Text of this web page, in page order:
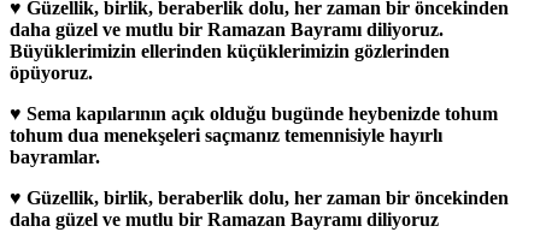
♥ Güzellik, birlik, beraberlik dolu, her zaman bir öncekinden
daha güzel ve mutlu bir Ramazan Bayramı diliyoruz.
Büyüklerimizin ellerinden küçüklerimizin gözlerinden
öpüyoruz.
♥ Sema kapılarının açık olduğu bugünde heybenizde tohum
tohum dua menekşeleri saçmanız temennisiyle hayırlı
bayramlar.
♥ Güzellik, birlik, beraberlik dolu, her zaman bir öncekinden
daha güzel ve mutlu bir Ramazan Bayramı diliyoruz